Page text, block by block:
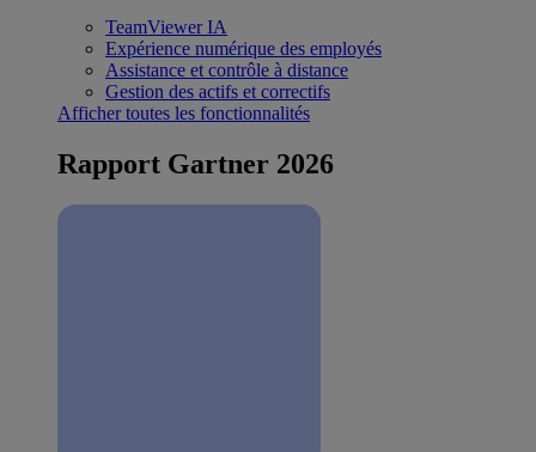
TeamViewer IA
Expérience numérique des employés
Assistance et contrôle à distance
Gestion des actifs et correctifs
Afficher toutes les fonctionnalités
Rapport Gartner 2026